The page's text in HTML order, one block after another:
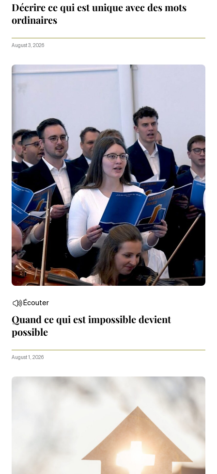
Décrire ce qui est unique avec des mots
ordinaires
August 3, 2026
Écouter
Quand ce qui est impossible devient
possible
August 1, 2026